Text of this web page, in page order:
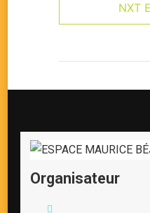
NXT
Organisateur